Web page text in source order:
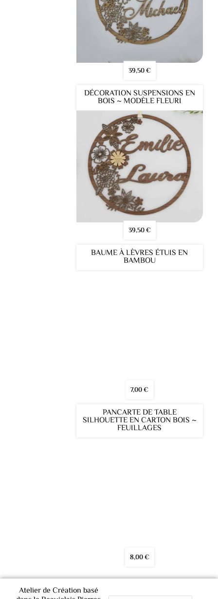
39,50€
DÉCORATION SUSPENSIONS EN
BOIS ~ MODÈLE FLEURI
39,50€
BAUME À LÈVRES ÉTUIS EN
BAMBOU
7,00€
PANCARTE DE TABLE
SILHOUETTE EN CARTON BOIS ~
FEUILLAGES
8,00€
Atelier de Création basé